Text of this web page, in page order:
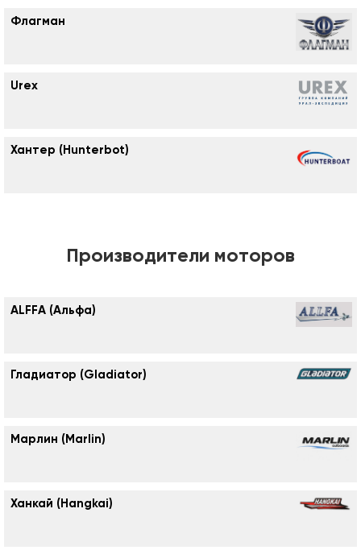
Флагман
Urex
Хантер (Hunterbot)
Производители моторов
ALFFA (Альфа)
Гладиатор (Gladiator)
Марлин (Marlin)
Ханкай (Hangkai)